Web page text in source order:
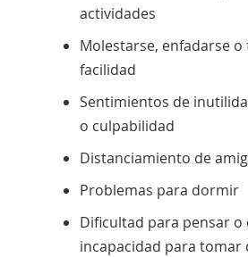
actividades
Molestarse, enfadarse
facilidad
Sentimientos de
o culpabilidad
Distanciamiento de
Problemas para dormir
Dificultad para pensar o
incapacidad para tomar